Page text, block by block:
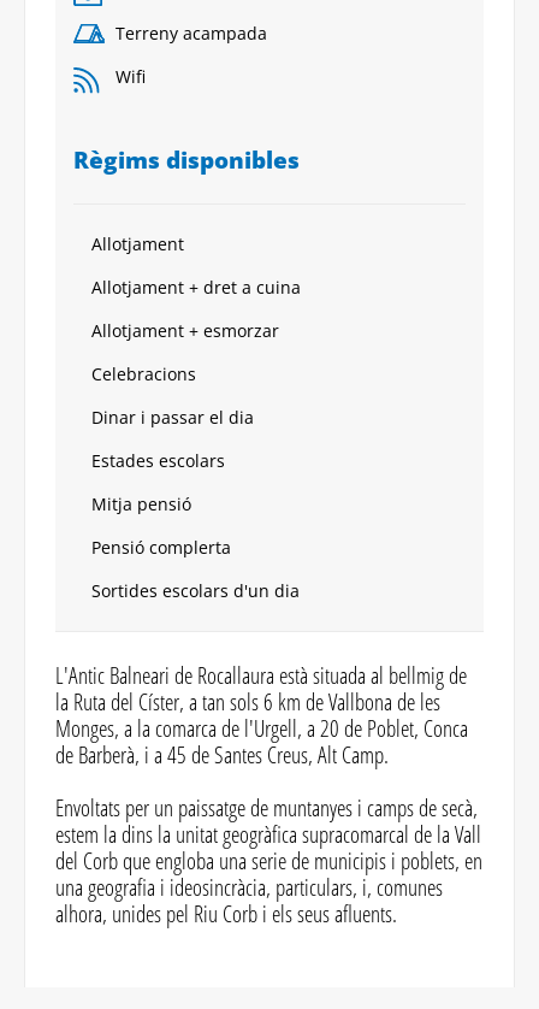
Terreny acampada
Wifi
Règims disponibles
Allotjament
Allotjament + dret a cuina
Allotjament + esmorzar
Celebracions
Dinar i passar el dia
Estades escolars
Mitja pensió
Pensió complerta
Sortides escolars d'un dia
L'Antic Balneari de Rocallaura està situada al bellmig de
la Ruta del Císter, a tan sols 6 km de Vallbona de les
Monges, a la comarca de l'Urgell, a 20 de Poblet, Conca
de Barberà, i a 45 de Santes Creus, Alt Camp.
Envoltats per un paissatge de muntanyes i camps de secà,
estem la dins la unitat geogràfica supracomarcal de la Vall
del Corb que engloba una serie de municipis i poblets, en
una geografia i ideosincràcia, particulars, i, comunes
alhora, unides pel Riu Corb i els seus afluents.